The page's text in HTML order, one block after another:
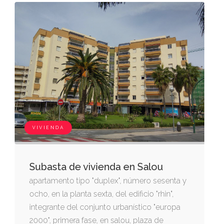
VIVIENDA
Subasta de vivienda en Salou
apartamento tipo "duplex", número sesenta y
ocho, en la planta sexta, del edificio "rhin",
integrante del conjunto urbanístico "europa
2000", primera fase, en salou, plaza de